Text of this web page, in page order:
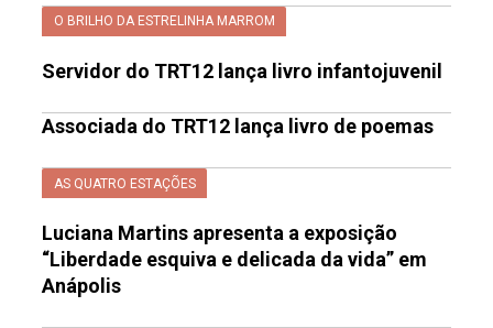
O BRILHO DA ESTRELINHA MARROM
Servidor do TRT12 lança livro infantojuvenil
Associada do TRT12 lança livro de poemas
AS QUATRO ESTAÇÕES
Luciana Martins apresenta a exposição
“Liberdade esquiva e delicada da vida” em
Anápolis